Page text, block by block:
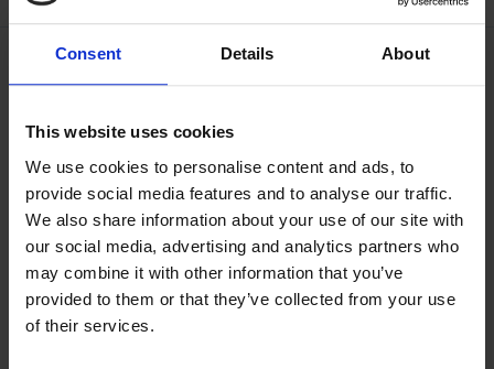
Consent Details About
This website uses cookies
We use cookies to personalise content and ads, to
provide social media features and to analyse our traffic.
We also share information about your use of our site with
our social media, advertising and analytics partners who
may combine it with other information that you’ve
provided to them or that they’ve collected from your use
of their services.